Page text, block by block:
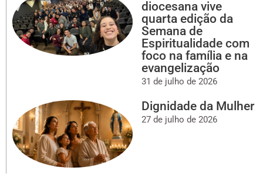
diocesana vive
quarta edição da
Semana de
Espiritualidade com
foco na família e na
evangelização
31 de julho de 2026
Dignidade da Mulher
27 de julho de 2026